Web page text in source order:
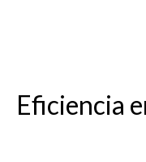
Eficiencia